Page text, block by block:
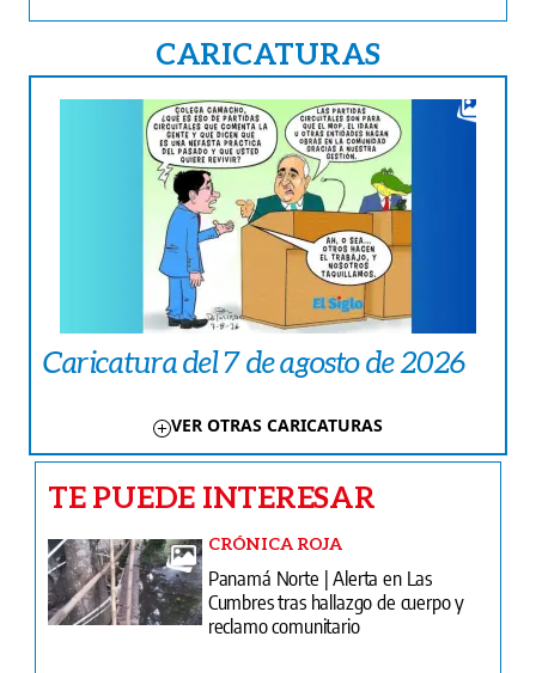
CARICATURAS
Caricatura del 7 de agosto de 2026
VER OTRAS CARICATURAS
TE PUEDE INTERESAR
CRÓNICA ROJA
Panamá Norte | Alerta en Las
Cumbres tras hallazgo de cuerpo y
reclamo comunitario